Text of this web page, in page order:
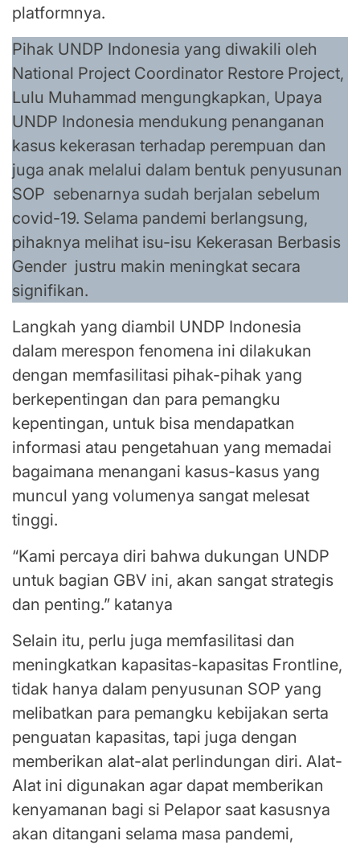
platformnya.
Pihak UNDP Indonesia yang diwakili oleh
National Project Coordinator Restore Project,
Lulu Muhammad mengungkapkan, Upaya
UNDP Indonesia mendukung penanganan
kasus kekerasan terhadap perempuan dan
juga anak melalui dalam bentuk penyusunan
SOP sebenarnya sudah berjalan sebelum
covid-19. Selama pandemi berlangsung,
pihaknya melihat isu-isu Kekerasan Berbasis
Gender justru makin meningkat secara
signifikan.
Langkah yang diambil UNDP Indonesia
dalam merespon fenomena ini dilakukan
dengan memfasilitasi pihak-pihak yang
berkepentingan dan para pemangku
kepentingan, untuk bisa mendapatkan
informasi atau pengetahuan yang memadai
bagaimana menangani kasus-kasus yang
muncul yang volumenya sangat melesat
tinggi.
“Kami percaya diri bahwa dukungan UNDP
untuk bagian GBV ini, akan sangat strategis
dan penting.” katanya
Selain itu, perlu juga memfasilitasi dan
meningkatkan kapasitas-kapasitas Frontline,
tidak hanya dalam penyusunan SOP yang
melibatkan para pemangku kebijakan serta
penguatan kapasitas, tapi juga dengan
memberikan alat-alat perlindungan diri. Alat-
Alat ini digunakan agar dapat memberikan
kenyamanan bagi si Pelapor saat kasusnya
akan ditangani selama masa pandemi,